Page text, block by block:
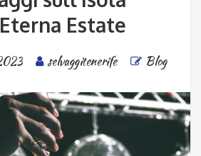
Estate
selvaggitenerife Blog